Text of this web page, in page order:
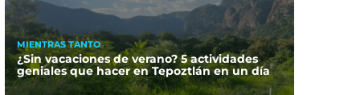
MIENTRAS TANTO
¿Sin vacaciones de verano? 5 actividades
geniales que hacer en Tepoztlán en un día